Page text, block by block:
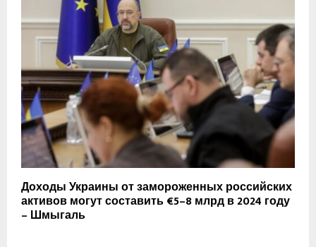
Доходы Украины от замороженных российских
активов могут составить €5–8 млрд в 2024 году
– Шмыгаль